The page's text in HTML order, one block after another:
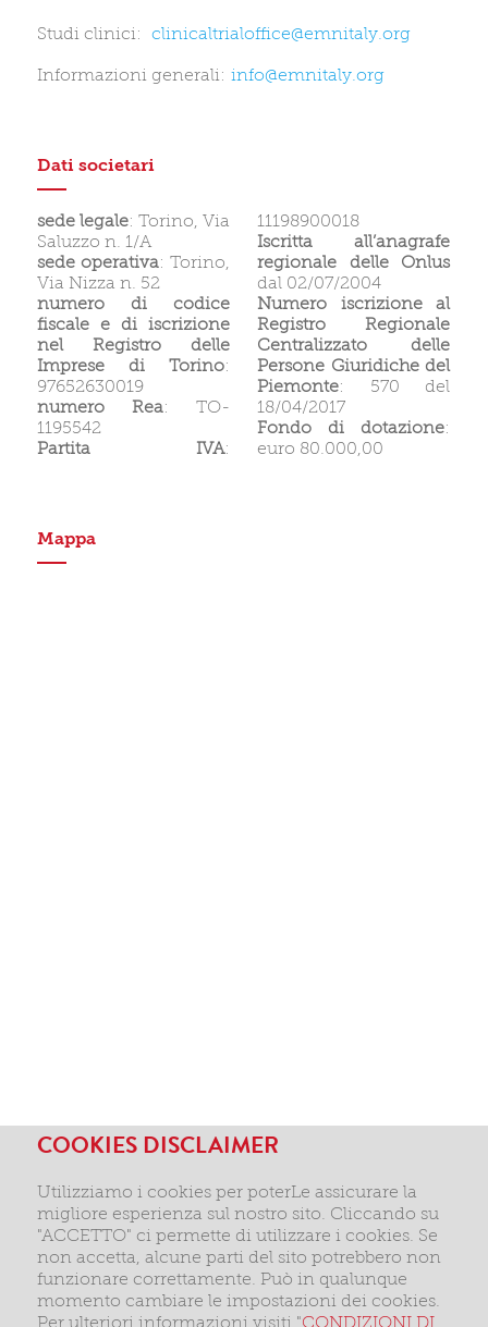
Studi clinici: clinicaltrialoffice@emnitaly.org
Informazioni generali: info@emnitaly.org
Dati societari
sede legale: Torino, Via
Saluzzo n. 1/A
sede operativa: Torino,
Via Nizza n. 52
numero di codice
fiscale e di iscrizione
nel Registro delle
Imprese di Torino:
97652630019
numero Rea: TO-
1195542
Partita IVA:
11198900018
Iscritta all’anagrafe
regionale delle Onlus
dal 02/07/2004
Numero iscrizione al
Registro Regionale
Centralizzato delle
Persone Giuridiche del
Piemonte: 570 del
18/04/2017
Fondo di dotazione:
euro 80.000,00
Mappa
COOKIES DISCLAIMER
Utilizziamo i cookies per poterLe assicurare la
migliore esperienza sul nostro sito. Cliccando su
"ACCETTO" ci permette di utilizzare i cookies. Se
non accetta, alcune parti del sito potrebbero non
funzionare correttamente. Può in qualunque
momento cambiare le impostazioni dei cookies.